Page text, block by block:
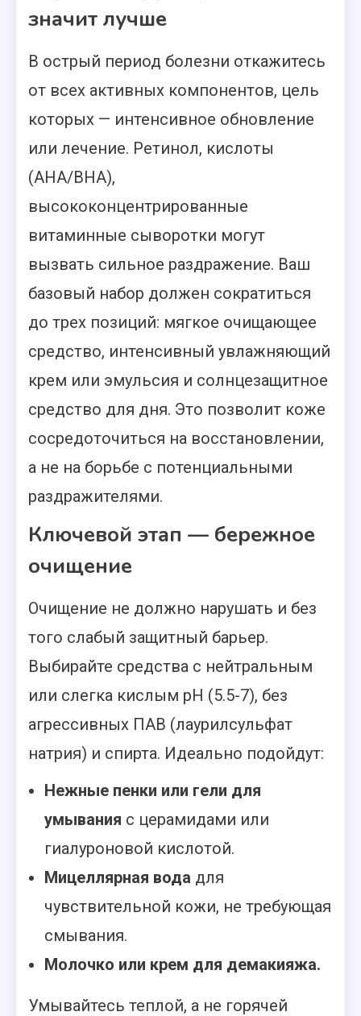
значит лучше
В острый период болезни откажитесь
от всех активных компонентов, цель
которых — интенсивное обновление
или лечение. Ретинол, кислоты
(AHA/BHA),
высококонцентрированные
витаминные сыворотки могут
вызвать сильное раздражение. Ваш
базовый набор должен сократиться
до трех позиций: мягкое очищающее
средство, интенсивный увлажняющий
крем или эмульсия и солнцезащитное
средство для дня. Это позволит коже
сосредоточиться на восстановлении,
а не на борьбе с потенциальными
раздражителями.
Ключевой этап — бережное
очищение
Очищение не должно нарушать и без
того слабый защитный барьер.
Выбирайте средства с нейтральным
или слегка кислым pH (5.5-7), без
агрессивных ПАВ (лаурилсульфат
натрия) и спирта. Идеально подойдут:
Нежные пенки или гели для
умывания с церамидами или
гиалуроновой кислотой.
Мицеллярная вода для
чувствительной кожи, не требующая
смывания.
Молочко или крем для демакияжа.
Умывайтесь теплой, а не горячей